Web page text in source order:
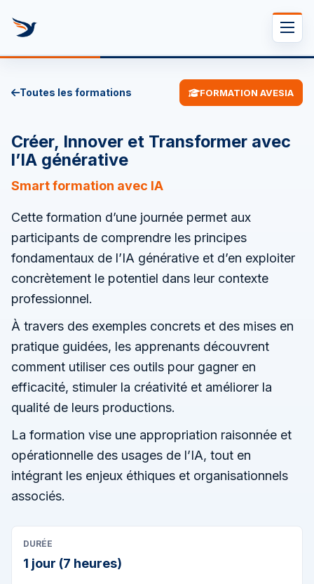
Toutes les formations FORMATION AVESIA
Créer, Innover et Transformer avec
l’IA générative
Smart formation avec IA
Cette formation d’une journée permet aux
participants de comprendre les principes
fondamentaux de l’IA générative et d’en exploiter
concrètement le potentiel dans leur contexte
professionnel.
À travers des exemples concrets et des mises en
pratique guidées, les apprenants découvrent
comment utiliser ces outils pour gagner en
efficacité, stimuler la créativité et améliorer la
qualité de leurs productions.
La formation vise une appropriation raisonnée et
opérationnelle des usages de l’IA, tout en
intégrant les enjeux éthiques et organisationnels
associés.
DURÉE
1 jour (7 heures)